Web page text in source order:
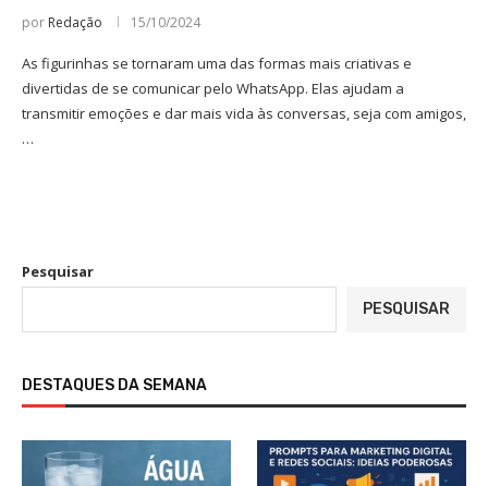
por Redação 15/10/2024
As figurinhas se tornaram uma das formas mais criativas e
divertidas de se comunicar pelo WhatsApp. Elas ajudam a
transmitir emoções e dar mais vida às conversas, seja com amigos,
…
Pesquisar
PESQUISAR
DESTAQUES DA SEMANA